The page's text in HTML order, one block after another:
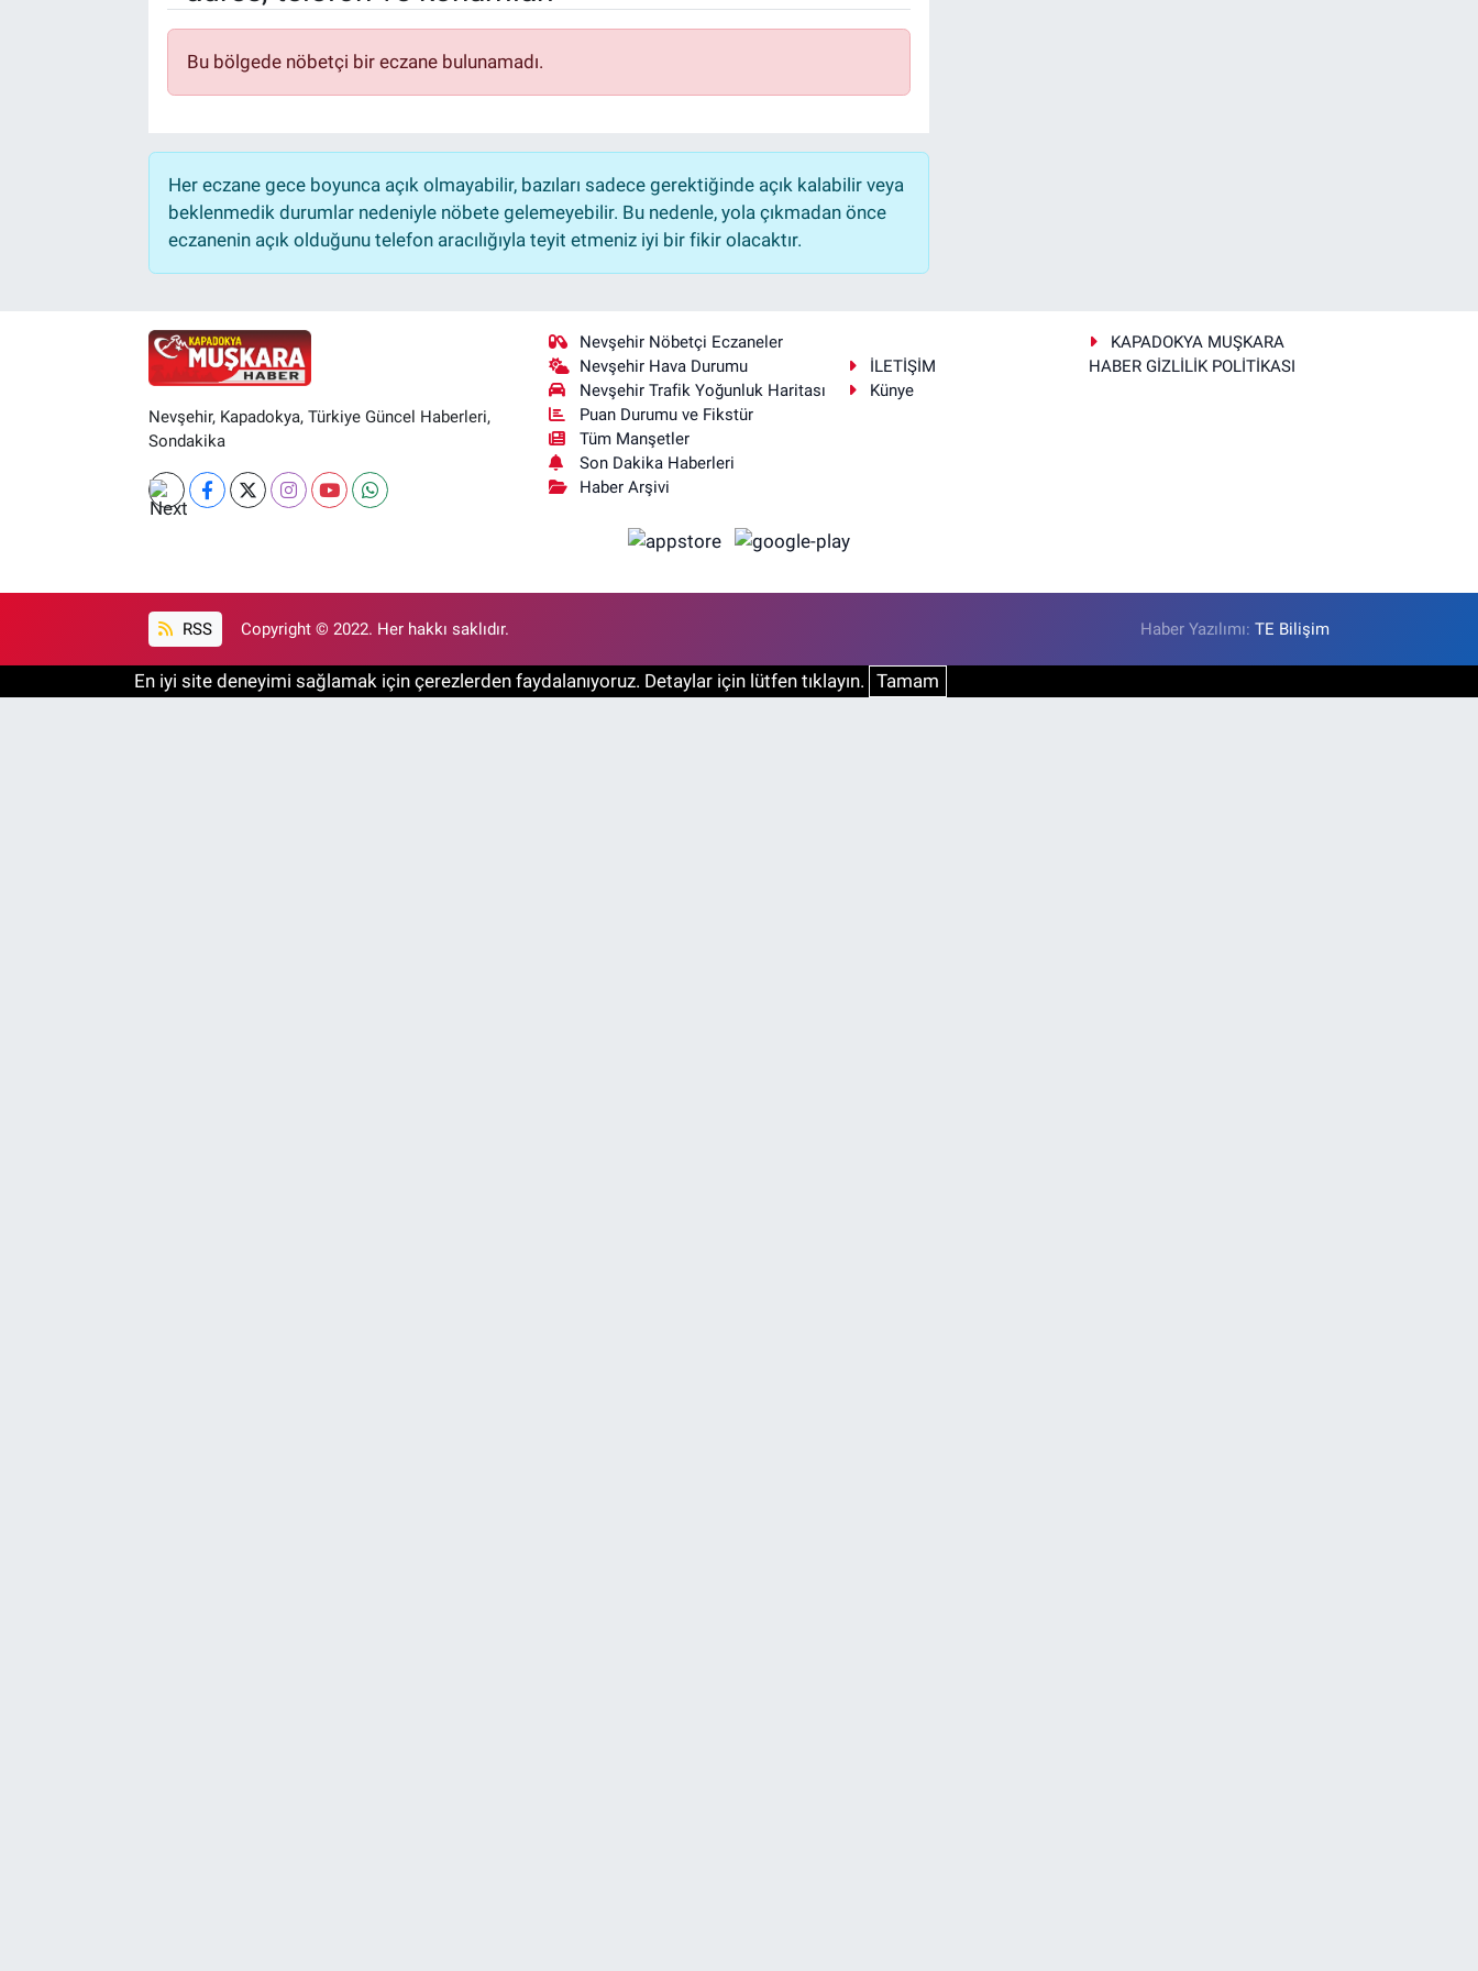
Bu bölgede nöbetçi bir eczane bulunamadı.
Her eczane gece boyunca açık olmayabilir, bazıları sadece gerektiğinde açık kalabilir veya
beklenmedik durumlar nedeniyle nöbete gelemeyebilir. Bu nedenle, yola çıkmadan önce
eczanenin açık olduğunu telefon aracılığıyla teyit etmeniz iyi bir fikir olacaktır.
Nevşehir, Kapadokya, Türkiye Güncel Haberleri,
Sondakika
Nevşehir Nöbetçi Eczaneler
Nevşehir Hava Durumu
Nevşehir Trafik Yoğunluk Haritası
Puan Durumu ve Fikstür
Tüm Manşetler
Son Dakika Haberleri
Haber Arşivi
İLETİŞİM
KAPADOKYA MUŞKARA
HABER GİZLİLİK POLİTİKASI
Künye
RSS Copyright © 2022. Her hakkı saklıdır. Haber Yazılımı:TE Bilişim
En iyi site deneyimi sağlamak için çerezlerden faydalanıyoruz. Detaylar için lütfen tıklayın. Tamam